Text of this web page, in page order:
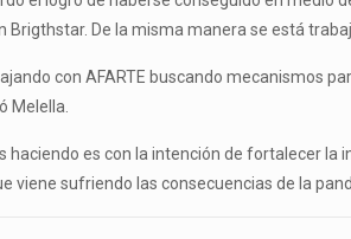
Brigthstar. De la misma manera se está
con AFARTE buscando mecanismos
Melella.
haciendo es con la intención de fortalecer
viene sufriendo las consecuencias de la